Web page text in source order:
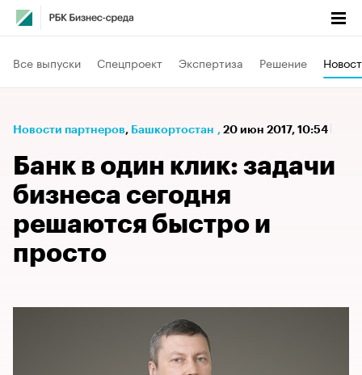
Все выпуски Спецпроект Экспертиза Решение
Новости партнеров⁠, Башкортостан , 20 июн 2017, 10:54
Банк в один клик: задачи
бизнеса сегодня
решаются быстро и
просто